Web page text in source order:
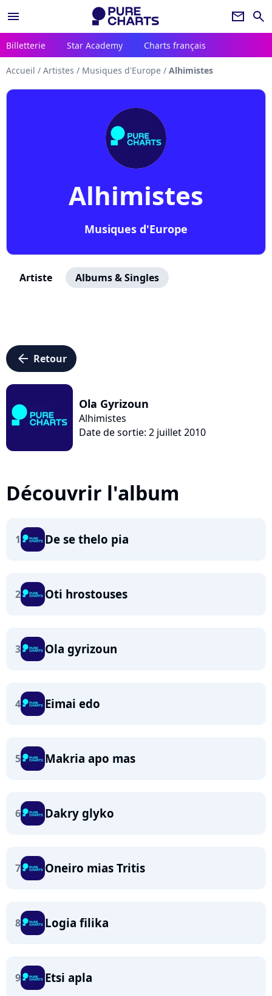
menu newsletter search
Billetterie Star Academy Charts français
Accueil / Artistes / Musiques d'Europe / Alhimistes
Alhimistes
Musiques d'Europe
Artiste Albums & Singles
arrow_left Retour
Ola Gyrizoun
Alhimistes
Date de sortie: 2 juillet 2010
Découvrir l'album
1 De se thelo pia
2 Oti hrostouses
3 Ola gyrizoun
4 Eimai edo
5 Makria apo mas
6 Dakry glyko
7 Oneiro mias Tritis
8 Logia filika
9 Etsi apla